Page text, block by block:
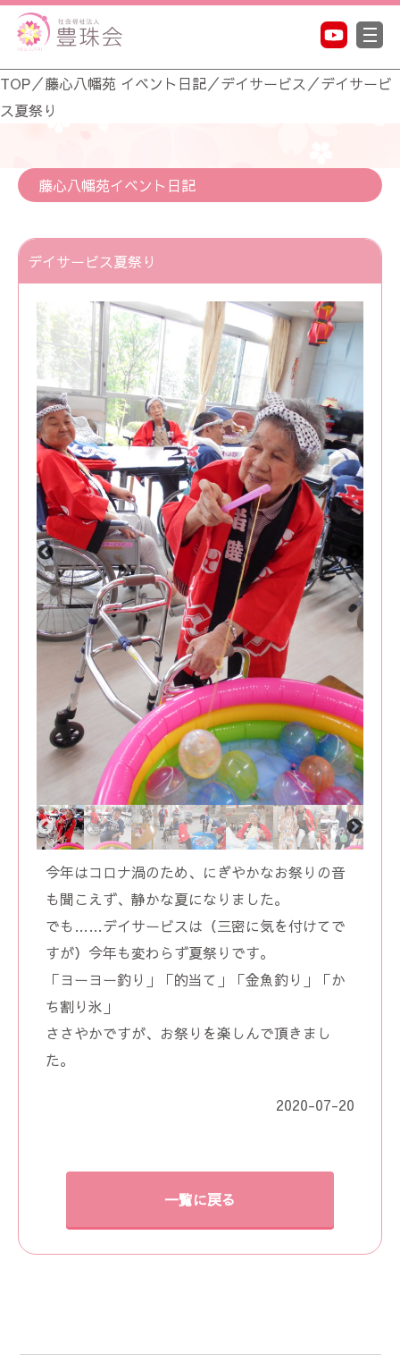
TOP／藤心八幡苑 イベント日記／デイサービス ／デイサービ
ス夏祭り
藤心八幡苑イベント日記
デイサービス夏祭り
今年はコロナ渦のため、にぎやかなお祭りの音
も聞こえず、静かな夏になりました。
でも……デイサービスは（三密に気を付けてで
すが）今年も変わらず夏祭りです。
「ヨーヨー釣り」「的当て」「金魚釣り」「か
ち割り氷」
ささやかですが、お祭りを楽しんで頂きまし
た。
2020-07-20
一覧に戻る